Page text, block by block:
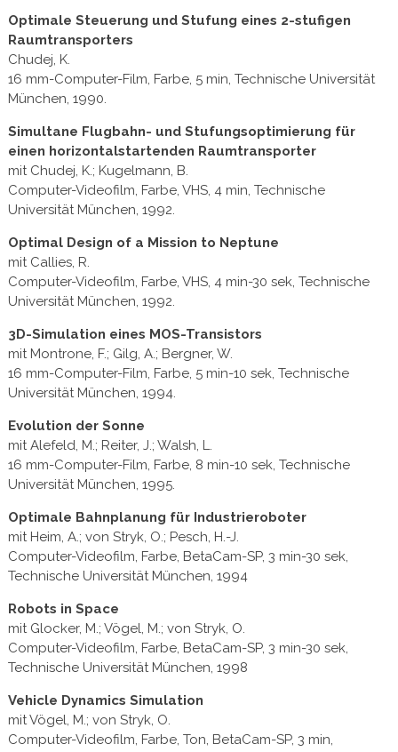
Optimale Steuerung und Stufung eines 2-stufigen
Raumtransporters
Chudej, K.
16 mm-Computer-Film, Farbe, 5 min, Technische Universität
München, 1990.
Simultane Flugbahn- und Stufungsoptimierung für
einen horizontalstartenden Raumtransporter
mit Chudej, K.; Kugelmann, B.
Computer-Videofilm, Farbe, VHS, 4 min, Technische
Universität München, 1992.
Optimal Design of a Mission to Neptune
mit Callies, R.
Computer-Videofilm, Farbe, VHS, 4 min-30 sek, Technische
Universität München, 1992.
3D-Simulation eines MOS-Transistors
mit Montrone, F.; Gilg, A.; Bergner, W.
16 mm-Computer-Film, Farbe, 5 min-10 sek, Technische
Universität München, 1994.
Evolution der Sonne
mit Alefeld, M.; Reiter, J.; Walsh, L.
16 mm-Computer-Film, Farbe, 8 min-10 sek, Technische
Universität München, 1995.
Optimale Bahnplanung für Industrieroboter
mit Heim, A.; von Stryk, O.; Pesch, H.-J.
Computer-Videofilm, Farbe, BetaCam-SP, 3 min-30 sek,
Technische Universität München, 1994
Robots in Space
mit Glocker, M.; Vögel, M.; von Stryk, O.
Computer-Videofilm, Farbe, BetaCam-SP, 3 min-30 sek,
Technische Universität München, 1998
Vehicle Dynamics Simulation
mit Vögel, M.; von Stryk, O.
Computer-Videofilm, Farbe, Ton, BetaCam-SP, 3 min,